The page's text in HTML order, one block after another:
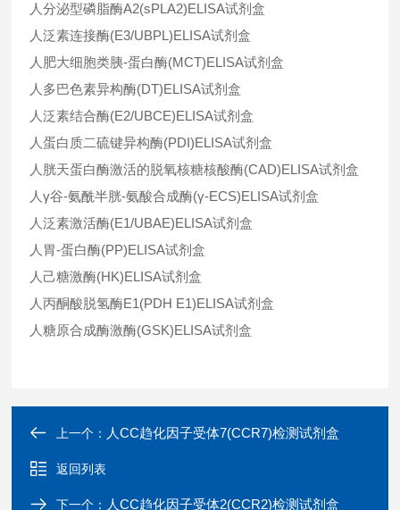
人分泌型磷脂酶A2(sPLA2)ELISA试剂盒
人泛素连接酶(E3/UBPL)ELISA试剂盒
人肥大细胞类胰-蛋白酶(MCT)ELISA试剂盒
人多巴色素异构酶(DT)ELISA试剂盒
人泛素结合酶(E2/UBCE)ELISA试剂盒
人蛋白质二硫键异构酶(PDI)ELISA试剂盒
人胱天蛋白酶激活的脱氧核糖核酸酶(CAD)ELISA试剂盒
人γ谷-氨酰半胱-氨酸合成酶(γ-ECS)ELISA试剂盒
人泛素激活酶(E1/UBAE)ELISA试剂盒
人胃-蛋白酶(PP)ELISA试剂盒
人己糖激酶(HK)ELISA试剂盒
人丙酮酸脱氢酶E1(PDH E1)ELISA试剂盒
人糖原合成酶激酶(GSK)ELISA试剂盒
上一个： 人CC趋化因子受体7(CCR7)检测试剂盒
返回列表
下一个： 人CC趋化因子受体2(CCR2)检测试剂盒